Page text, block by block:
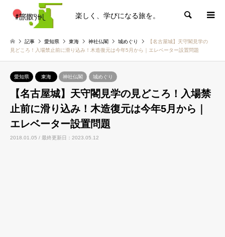
楽しく、学びになる旅を。 検索
記事 愛知県 東海 神社仏閣 城めぐり
【名古屋城】天守閣見学の
見どころ！入場禁止前に滑り込み！木造復元は今年5月から｜エレベーター設置問題
愛知県 東海 神社仏閣 城めぐり
【名古屋城】天守閣見学の見どころ！入場禁
止前に滑り込み！木造復元は今年5月から｜
エレベーター設置問題
2018.01.05 / 最終更新日：2023.05.12